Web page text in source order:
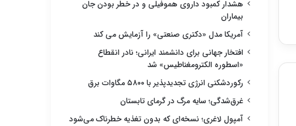
هشدار کمبود داروی هموفیلی و در خطر بودن جان
بیماران
آمریکا مدل «دکتری صنعتی» را آزمایش می کند
افتخار جهانی برای دانشمند ایرانی؛ نادر انقطاع
«اسطوره الکترومغناطیس» شد
رکوردشکنی انرژی تجدیدپذیر با ۵۸۰۰ مگاوات برق
غرق‌شدگی؛ سایه مرگ در گرمای تابستان
آمپول لاغری؛ نسخه‌ای که بدون تغذیه خطرناک می‌شود